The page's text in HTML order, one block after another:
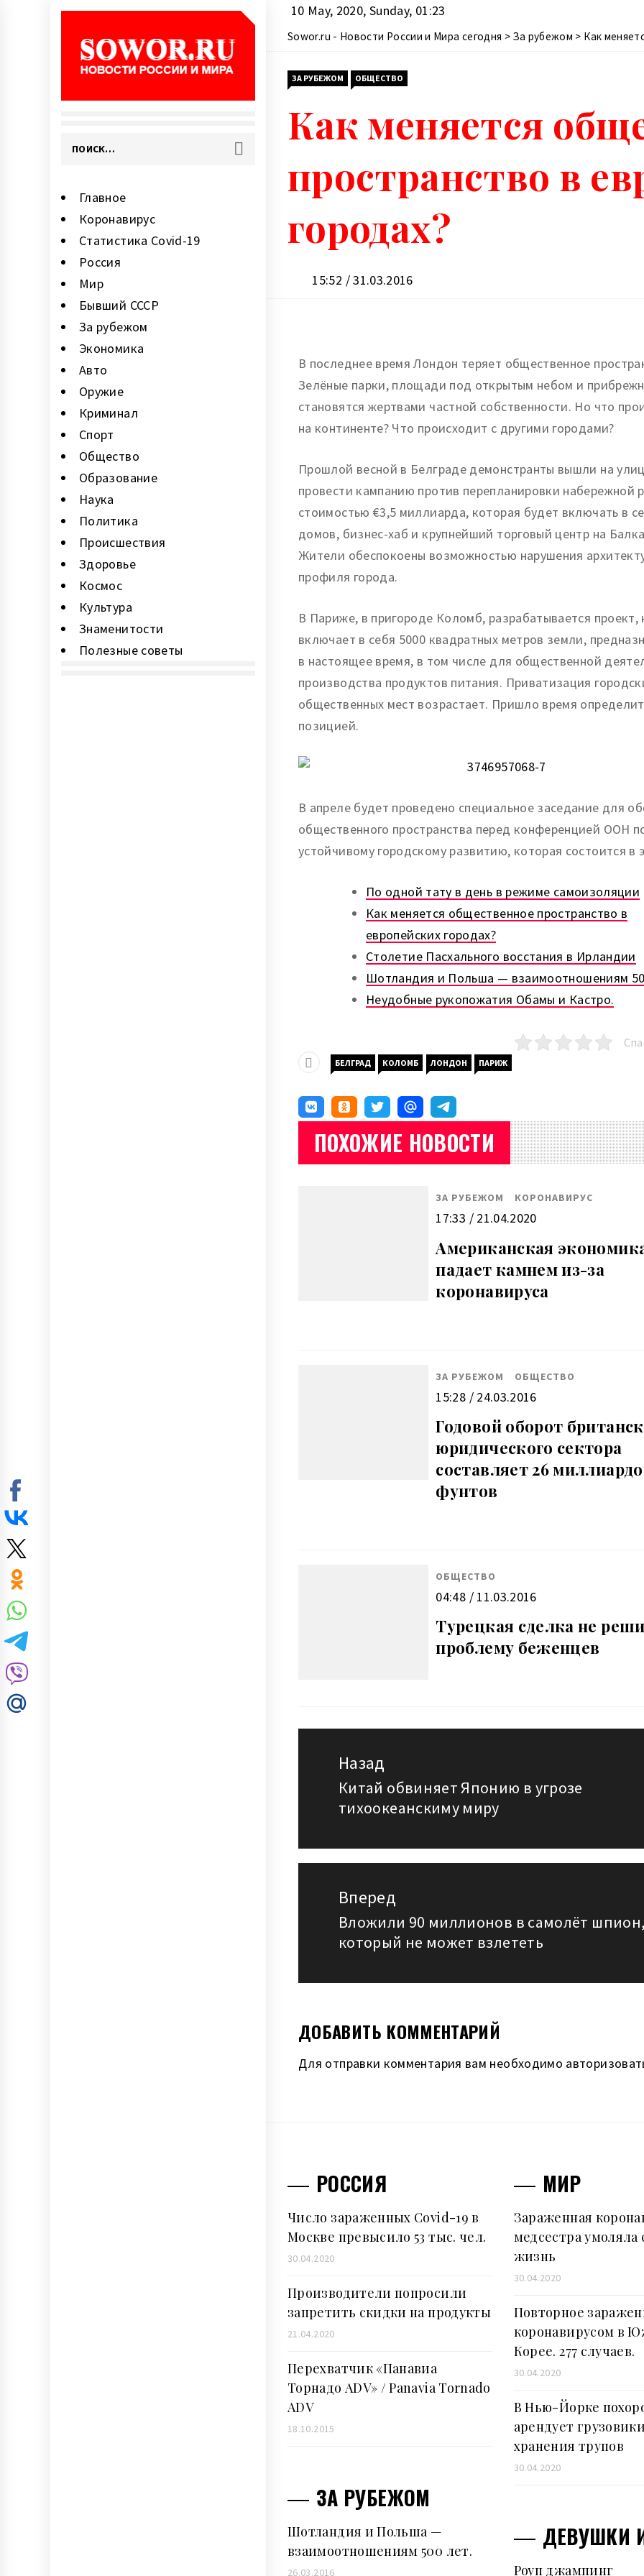
SOWOR.RU —
НОВОСТИ
РОССИИ И МИРА
СЕГОДНЯ
новости. Лента новостей на
сайте Sowor.ru Новости
Найти:
Главное
Коронавирус
Статистика Covid-19
Россия
Мир
Бывший СССР
За рубежом
Экономика
Авто
Оружие
Криминал
Cпорт
Общество
Образование
Наука
Политика
Происшествия
Здоровье
Космос
Культура
Знаменитости
Полезные советы
Перейти
10 May, 2020, Sunday, 01:23
Sowor.ru - Новости России и Мира сегодня > За рубежом > Как
ЗА РУБЕЖОМ ОБЩЕСТВО
Как меняется
пространство в
городах?
15:52 / 31.03.2016
В последнее время Лондон теряет общественное
Зелёные парки, площади под открытым небом и
становятся жертвами частной собственности. Но что
на континенте? Что происходит с другими городами?
Прошлой весной в Белграде демонстранты вышли на
провести кампанию против перепланировки набережной
стоимостью €3,5 миллиарда, которая будет включать в
домов, бизнес-хаб и крупнейший торговый центр на
Жители обеспокоены возможностью нарушения
профиля города.
В Париже, в пригороде Коломб, разрабатывается проект,
включает в себя 5000 квадратных метров земли,
в настоящее время, в том числе для общественной
производства продуктов питания. Приватизация
общественных мест возрастает. Пришло время
позицией.
В апреле будет проведено специальное заседание для
общественного пространства перед конференцией ООН
устойчивому городскому развитию, которая состоится в
По одной тату в день в режиме самоизоляции
Как меняется общественное пространство в
европейских городах?
Столетие Пасхального восстания в Ирландии
Шотландия и Польша — взаимоотношениям
Неудобные рукопожатия Обамы и Кастро.
БЕЛГРАД КОЛОМБ ЛОНДОН ПАРИЖ
ПОХОЖИЕ НОВОСТИ
ЗА РУБЕЖОМ КОРОНАВИРУС
17:33 / 21.04.2020
Американская
падает камнем из-за
коронавируса
ЗА РУБЕЖОМ ОБЩЕСТВО
15:28 / 24.03.2016
Годовой оборот
юридического сектора
составляет 26
фунтов
ОБЩЕСТВО
04:48 / 11.03.2016
Турецкая сделка не
проблему беженцев
Навигация
Назад
Предыдущая
запись:
Китай обвиняет Японию в угрозе
тихоокеанскиму миру
Вперед
Следующая
запись:
Вложили 90 миллионов в самолёт
который не может взлететь
ДОБАВИТЬ КОММЕНТАРИЙ
Для отправки комментария вам необходимо
РОССИЯ
Число зараженных Covid-19 в
Москве превысило 53 тыс. чел.
30.04.2020
Производители попросили
запретить скидки на продукты
21.04.2020
Перехватчик «Панавиа
Торнадо ADV» / Panavia Tornado
ADV
18.10.2015
ЗА РУБЕЖОМ
Шотландия и Польша —
взаимоотношениям 500 лет.
26.03.2016
МИР
Зараженная
медсестра умоляла
жизнь
30.04.2020
Повторное
коронавирусом в
Корее. 277 случаев.
30.04.2020
В Нью-Йорке
арендует
хранения трупов
30.04.2020
ДЕВУШКИ
Роуп джампинг